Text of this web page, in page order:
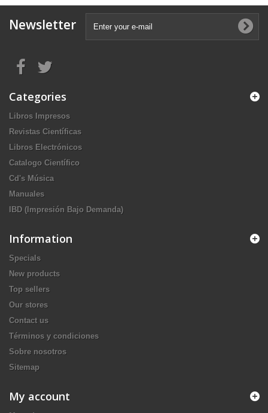
Newsletter
Categories
Libros Impresos
Revistas Científicas
Libros Electrónicos
Catalogo Científico
Cd's Música
Manuales
IBD (Impresión Bajo Demanda)
Information
Specials
New products
Top sellers
Our stores
Contact us
Términos y condiciones
Sobre nosotros
Sitemap
My account